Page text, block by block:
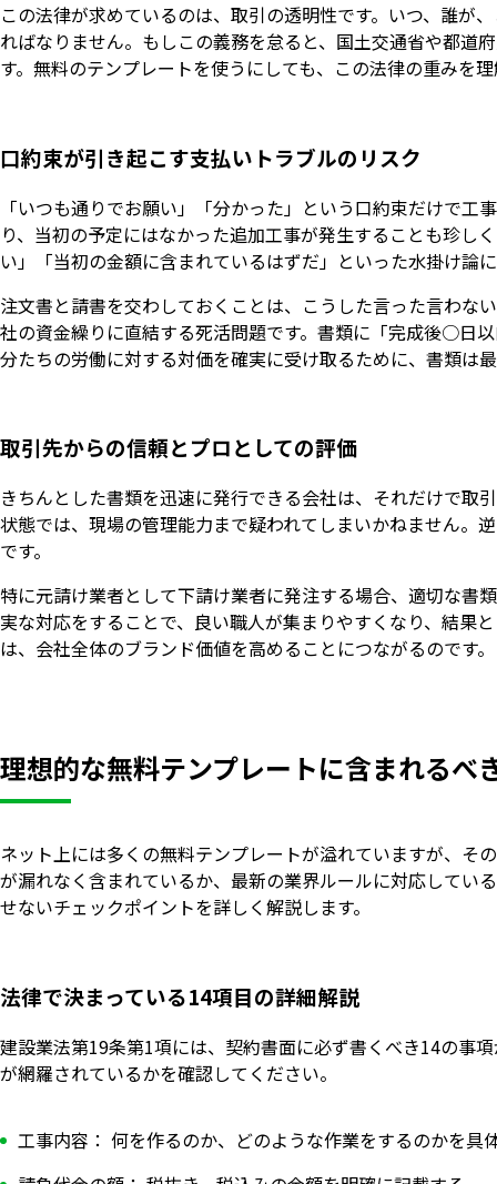
この法律が求めているのは、取引の透明性です。いつ、誰が
ればなりません。もしこの義務を怠ると、国土交通省や都道
す。無料のテンプレートを使うにしても、この法律の重みを
口約束が引き起こす支払いトラブルのリスク
「いつも通りでお願い」「分かった」という口約束だけで
り、当初の予定にはなかった追加工事が発生することも珍し
い」「当初の金額に含まれているはずだ」といった水掛け論
注文書と請書を交わしておくことは、こうした言った言わな
社の資金繰りに直結する死活問題です。書類に「完成後○日
分たちの労働に対する対価を確実に受け取るために、書類は
取引先からの信頼とプロとしての評価
きちんとした書類を迅速に発行できる会社は、それだけで取
状態では、現場の管理能力まで疑われてしまいかねません。
です。
特に元請け業者として下請け業者に発注する場合、適切な書
実な対応をすることで、良い職人が集まりやすくなり、結果
は、会社全体のブランド価値を高めることにつながるのです。
理想的な無料テンプレートに含まれるべ
ネット上には多くの無料テンプレートが溢れていますが、そ
が漏れなく含まれているか、最新の業界ルールに対応してい
せないチェックポイントを詳しく解説します。
法律で決まっている14項目の詳細解説
建設業法第19条第1項には、契約書面に必ず書くべき14の事
が網羅されているかを確認してください。
工事内容： 何を作るのか、どのような作業をするのかを具